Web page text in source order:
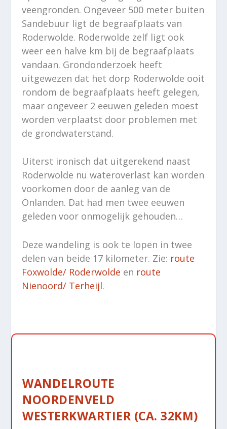
veengronden. Ongeveer 500 meter buiten
Sandebuur ligt de begraafplaats van
Roderwolde. Roderwolde zelf ligt ook
weer een halve km bij de begraafplaats
vandaan. Grondonderzoek heeft
uitgewezen dat het dorp Roderwolde ooit
rondom de begraafplaats heeft gelegen,
maar ongeveer 2 eeuwen geleden moest
worden verplaatst door problemen met
de grondwaterstand.
Uiterst ironisch dat uitgerekend naast
Roderwolde nu wateroverlast kan worden
voorkomen door de aanleg van de
Onlanden. Dat had men twee eeuwen
geleden voor onmogelijk gehouden…
Deze wandeling is ook te lopen in twee
delen van beide 17 kilometer. Zie: route
Foxwolde/ Roderwolde en route
Nienoord/ Terheijl.
WANDELROUTE
NOORDENVELD
WESTERKWARTIER (CA. 32KM)